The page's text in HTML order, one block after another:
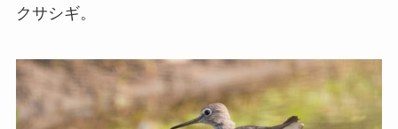
クサシギ。